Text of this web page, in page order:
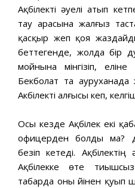
Ақбілекті əуелі атып
тау арасына жалғыз
қасқыр жеп қоя
беттегенде, жолда бір
мойнына мінгізіп,
Бекболат та
Акбілекті алғысы кеп,
Осы кезде Ақбілек екі
офицерден болды ма?
безіп кетеді.
Ақбілекке өте
табарда оны үйінен қуып